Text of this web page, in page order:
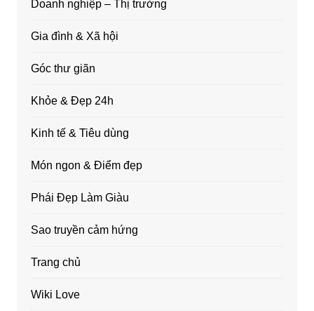
Doanh nghiệp – Thị trường
Gia đình & Xã hội
Góc thư giãn
Khỏe & Đẹp 24h
Kinh tế & Tiêu dùng
Món ngon & Điểm đẹp
Phái Đẹp Làm Giàu
Sao truyền cảm hứng
Trang chủ
Wiki Love